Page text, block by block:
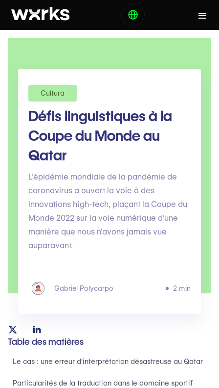
Cultura
Défis linguistiques à la
Coupe du Monde au
Qatar
L'épidémie mondiale de la pandémie de
coronavirus a ouvert la voie à des
innovations high-tech, plaçant la Coupe du
Monde 2022 sur la voie numérique d'une
manière que nous n'avons jamais vue
auparavant.
Gabriel Polycarpo 2 min
Table des matières
Le cas : une erreur d'interprétation désastreuse au Qatar
Particularités de la traduction dans le domaine sportif